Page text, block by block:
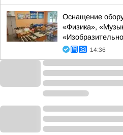
Оснащение
«Физика»,
14:36